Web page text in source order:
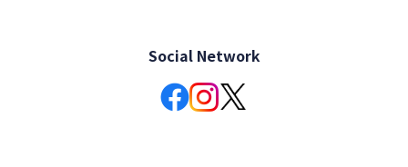
Social Network